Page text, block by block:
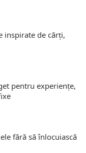
inspirate de cărți,
pentru experiențe,
fără să înlocuiască